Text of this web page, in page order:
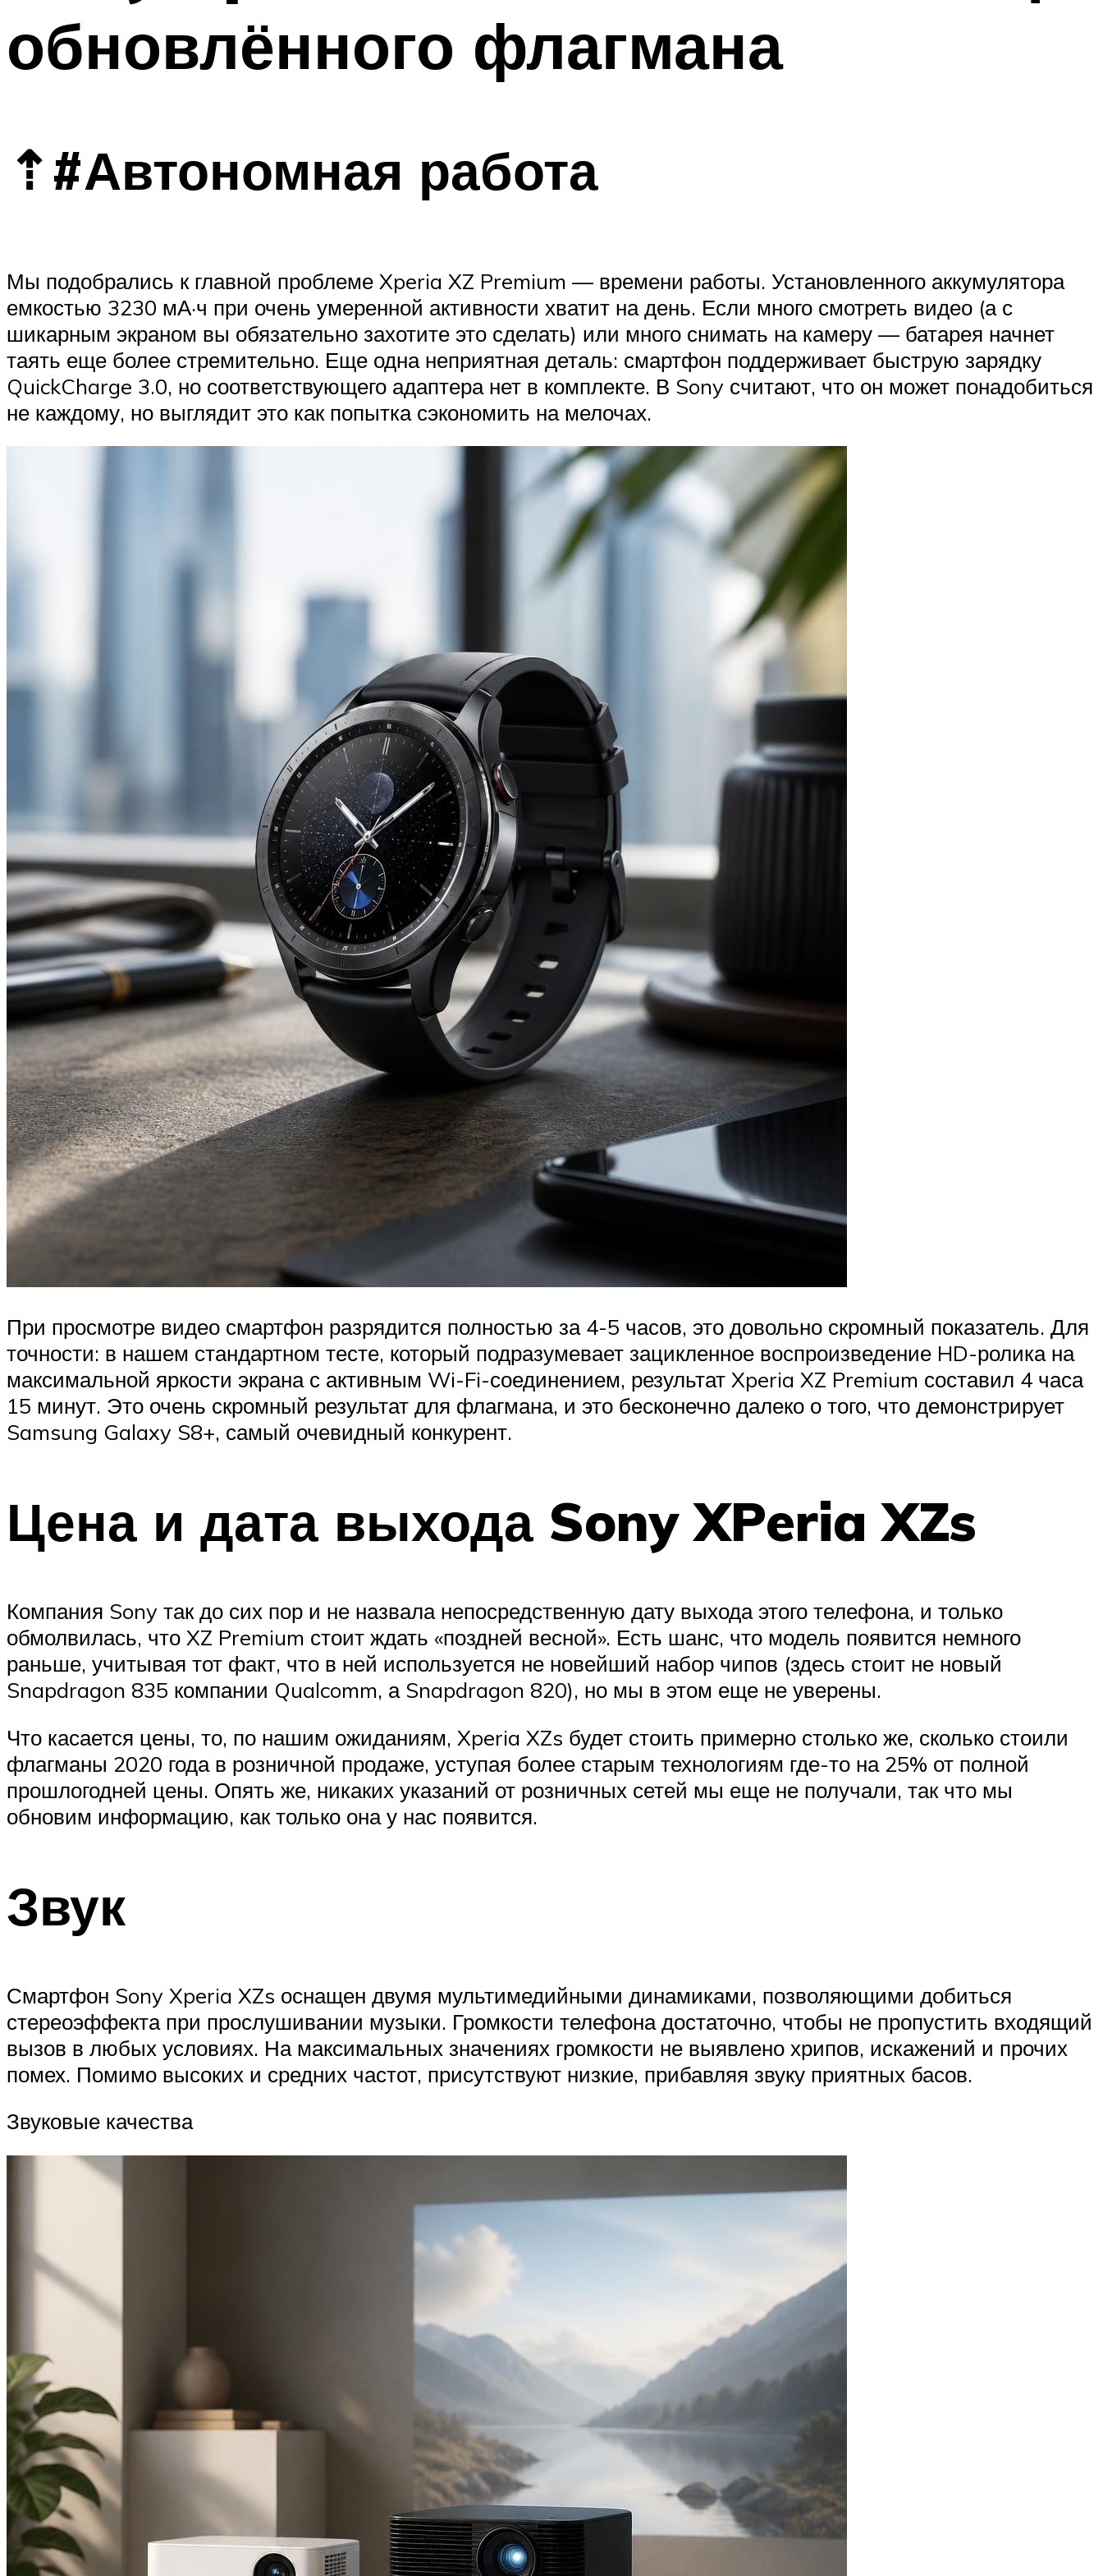
обновлённого флагмана
⇡#Автономная работа
Мы подобрались к главной проблеме Xperia XZ Premium — времени работы. Установленного аккумулятора
емкостью 3230 мА·ч при очень умеренной активности хватит на день. Если много смотреть видео (а с
шикарным экраном вы обязательно захотите это сделать) или много снимать на камеру — батарея начнет
таять еще более стремительно. Еще одна неприятная деталь: смартфон поддерживает быструю зарядку
QuickCharge 3.0, но соответствующего адаптера нет в комплекте. В Sony считают, что он может понадобиться
не каждому, но выглядит это как попытка сэкономить на мелочах.
При просмотре видео смартфон разрядится полностью за 4-5 часов, это довольно скромный показатель. Для
точности: в нашем стандартном тесте, который подразумевает зацикленное воспроизведение HD-ролика на
максимальной яркости экрана с активным Wi-Fi-соединением, результат Xperia XZ Premium составил 4 часа
15 минут. Это очень скромный результат для флагмана, и это бесконечно далеко о того, что демонстрирует
Samsung Galaxy S8+, самый очевидный конкурент.
Цена и дата выхода Sony XPeria XZs
Компания Sony так до сих пор и не назвала непосредственную дату выхода этого телефона, и только
обмолвилась, что XZ Premium стоит ждать «поздней весной». Есть шанс, что модель появится немного
раньше, учитывая тот факт, что в ней используется не новейший набор чипов (здесь стоит не новый
Snapdragon 835 компании Qualcomm, а Snapdragon 820), но мы в этом еще не уверены.
Что касается цены, то, по нашим ожиданиям, Xperia XZs будет стоить примерно столько же, сколько стоили
флагманы 2020 года в розничной продаже, уступая более старым технологиям где-то на 25% от полной
прошлогодней цены. Опять же, никаких указаний от розничных сетей мы еще не получали, так что мы
обновим информацию, как только она у нас появится.
Звук
Смартфон Sony Xperia XZs оснащен двумя мультимедийными динамиками, позволяющими добиться
стереоэффекта при прослушивании музыки. Громкости телефона достаточно, чтобы не пропустить входящий
вызов в любых условиях. На максимальных значениях громкости не выявлено хрипов, искажений и прочих
помех. Помимо высоких и средних частот, присутствуют низкие, прибавляя звуку приятных басов.
Звуковые качества